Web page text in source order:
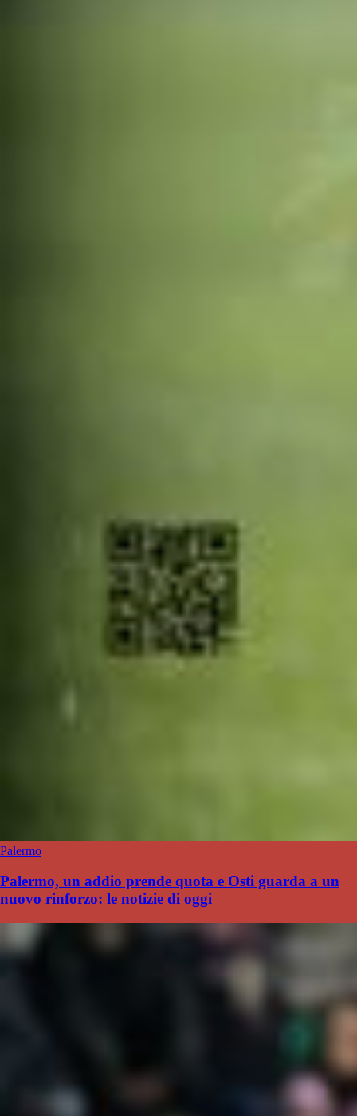
Palermo
Palermo, un addio prende quota e Osti guarda a un
nuovo rinforzo: le notizie di oggi